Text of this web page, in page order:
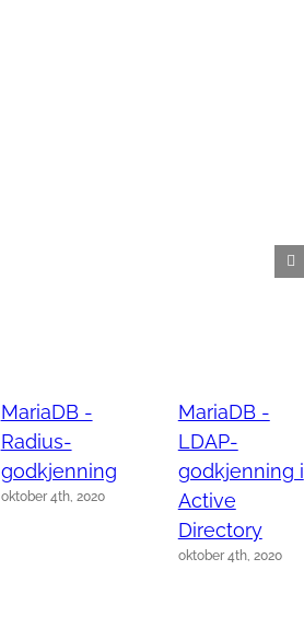
MariaDB -
Radius-
godkjenning
oktober 4th, 2020
MariaDB -
LDAP-
godkjenning i
Active
Directory
oktober 4th, 2020